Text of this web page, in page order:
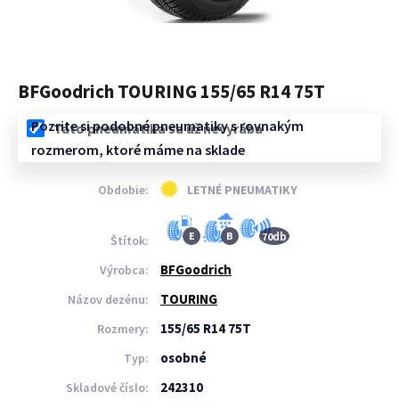
BFGoodrich TOURING 155/65 R14 75T
Táto pneumatika sa už nevyrába
Pozrite si podobné pneumatiky s rovnakým
rozmerom, ktoré máme na sklade
Obdobie: LETNÉ PNEUMATIKY
Štítok: E B 70db
Výrobca: BFGoodrich
Názov dezénu: TOURING
Rozmery: 155/65 R14 75T
Typ: osobné
Skladové číslo: 242310